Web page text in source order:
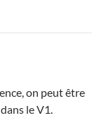
on peut être
le V1.